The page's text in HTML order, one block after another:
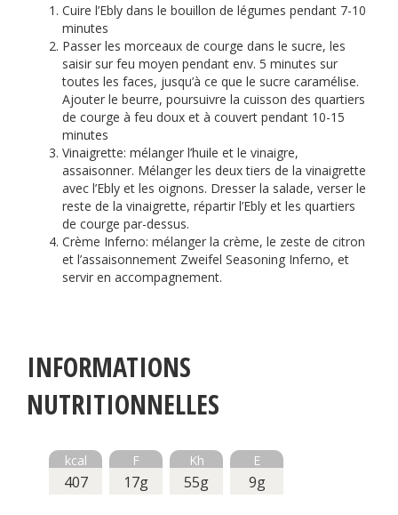
Cuire l’Ebly dans le bouillon de légumes pendant 7-10
minutes
Passer les morceaux de courge dans le sucre, les
saisir sur feu moyen pendant env. 5 minutes sur
toutes les faces, jusqu’à ce que le sucre caramélise.
Ajouter le beurre, poursuivre la cuisson des quartiers
de courge à feu doux et à couvert pendant 10-15
minutes
Vinaigrette: mélanger l’huile et le vinaigre,
assaisonner. Mélanger les deux tiers de la vinaigrette
avec l’Ebly et les oignons. Dresser la salade, verser le
reste de la vinaigrette, répartir l’Ebly et les quartiers
de courge par-dessus.
Crème Inferno: mélanger la crème, le zeste de citron
et l’assaisonnement Zweifel Seasoning Inferno, et
servir en accompagnement.
INFORMATIONS
NUTRITIONNELLES
kcal
407
F
17g
Kh
55g
E
9g